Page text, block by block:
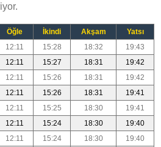
Öğle İkindi Akşam
Yatsı
12:11 15:28 18:32
19:43
12:11 15:27 18:31
19:42
12:11 15:26 18:31
19:42
12:11 15:26 18:31
19:41
12:11 15:25 18:30
19:41
12:11 15:24 18:30
19:40
12:11 15:24 18:30
19:40